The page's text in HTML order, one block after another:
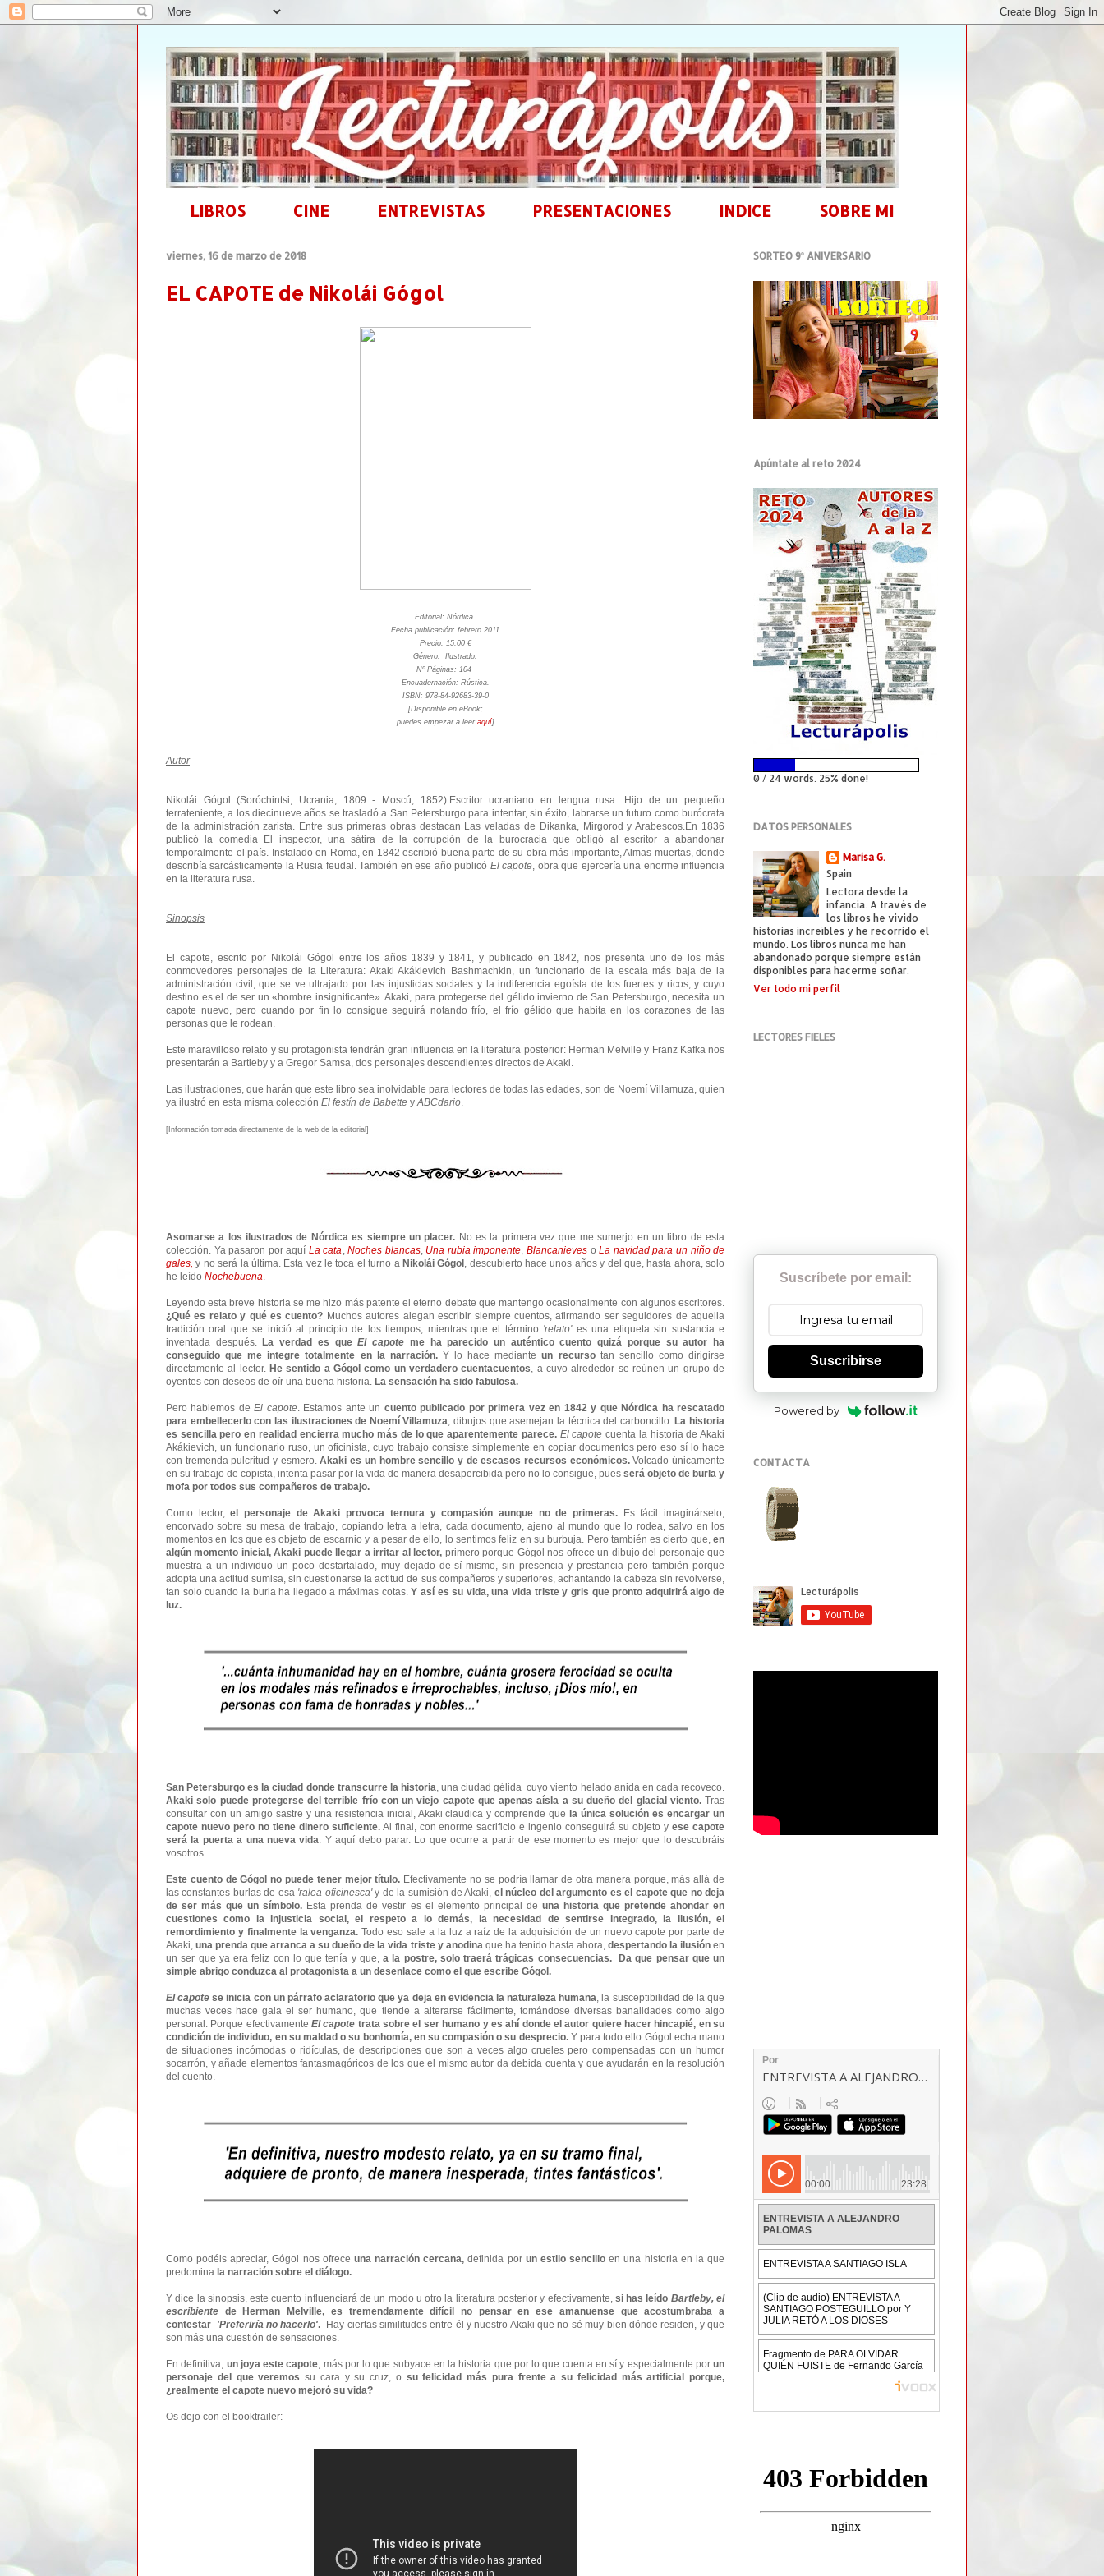
LIBROS CINE ENTREVISTAS PRESENTACIONES INDICE SOBRE MI
viernes, 16 de marzo de 2018
EL CAPOTE de Nikolái Gógol
Editorial: Nórdica.
Fecha publicación: febrero 2011
Precio: 15,00 €
Género: Ilustrado.
Nº Páginas: 104
Encuadernación: Rústica.
ISBN: 978-84-92683-39-0
[Disponible en eBook;
puedes empezar a leer aquí]
Autor
Nikolái Gógol (Soróchintsi, Ucrania, 1809 - Moscú, 1852).Escritor ucraniano en lengua rusa. Hijo de un pequeño
terrateniente, a los diecinueve años se trasladó a San Petersburgo para intentar, sin éxito, labrarse un futuro como burócrata
de la administración zarista. Entre sus primeras obras destacan Las veladas de Dikanka, Mirgorod y Arabescos.En 1836
publicó la comedia El inspector, una sátira de la corrupción de la burocracia que obligó al escritor a abandonar
temporalmente el país. Instalado en Roma, en 1842 escribió buena parte de su obra más importante, Almas muertas, donde
describía sarcásticamente la Rusia feudal. También en ese año publicó El capote , obra que ejercería una enorme influencia
en la literatura rusa.
Sinopsis
El capote, escrito por Nikolái Gógol entre los años 1839 y 1841, y publicado en 1842, nos presenta uno de los más
conmovedores personajes de la Literatura: Akaki Akákievich Bashmachkin, un funcionario de la escala más baja de la
administración civil, que se ve ultrajado por las injusticias sociales y la indiferencia egoísta de los fuertes y ricos, y cuyo
destino es el de ser un «hombre insignificante». Akaki, para protegerse del gélido invierno de San Petersburgo, necesita un
capote nuevo, pero cuando por fin lo consigue seguirá notando frío, el frío gélido que habita en los corazones de las
personas que le rodean.
Este maravilloso relato y su protagonista tendrán gran influencia en la literatura posterior: Herman Melville y Franz Kafka nos
presentarán a Bartleby y a Gregor Samsa, dos personajes descendientes directos de Akaki.
Las ilustraciones, que harán que este libro sea inolvidable para lectores de todas las edades, son de Noemí Villamuza, quien
ya ilustró en esta misma colección El festín de Babette y ABCdario
[Información tomada directamente de la web de la editorial]
Asomarse a los ilustrados de Nórdica es siempre un placer. No es la primera vez que me sumerjo en un libro de esta
colección. Ya pasaron por aquí La cata ,Noches blancas, Una rubia imponente ,Blancanieves oLa navidad para un niño de
gales, y no será la última. Esta vez le toca el turno a Nikolái Gógol , descubierto hace unos años y del que, hasta ahora, solo
he leído Nochebuena
Leyendo esta breve historia se me hizo más patente el eterno debate que mantengo ocasionalmente con algunos escritores.
¿Qué es relato y qué es cuento? Muchos autores alegan escribir siempre cuentos, afirmando ser seguidores de aquella
tradición oral que se inició al principio de los tiempos, mientras que el término 'relato'es una etiqueta sin sustancia e
inventada después.La verdad es queEl capote me ha parecido un auténtico cuento quizá porque su autor ha
conseguido que me integre totalmente en la narración. Y lo hace mediante un recurso tan sencillo como dirigirse
directamente al lector. He sentido a Gógol como un verdadero cuentacuentos , a cuyo alrededor se reúnen un grupo de
oyentes con deseos de oír una buena historia. La sensación ha sido fabulosa.
Pero hablemos deEl capote. Estamos ante un cuento publicado por primera vez en 1842 y que Nórdica ha rescatado
para embellecerlo con las ilustraciones de Noemí Villamuza , dibujos que asemejan la técnica del carboncillo.La historia
es sencilla pero en realidad encierra mucho más de lo que aparentemente parece. El capote cuenta la historia de Akaki
Akákievich, un funcionario ruso, un oficinista, cuyo trabajo consiste simplemente en copiar documentos pero eso sí lo hace
con tremenda pulcritud y esmero.Akaki es un hombre sencillo y de escasos recursos económicos.Volcado únicamente
en su trabajo de copista, intenta pasar por la vida de manera desapercibida pero no lo consigue, pues será objeto de burla y
mofa por todos sus compañeros de trabajo.
Como lector,el personaje de Akaki provoca ternura y compasión aunque no de primeras.Es fácil imaginárselo,
encorvado sobre su mesa de trabajo, copiando letra a letra, cada documento, ajeno al mundo que lo rodea, salvo en los
momentos en los que es objeto de escarnio y a pesar de ello, lo sentimos feliz en su burbuja. Pero también es cierto que, en
algún momento inicial, Akaki puede llegar a irritar al lector, primero porque Gógol nos ofrece un dibujo del personaje que
muestra a un individuo un poco destartalado, muy dejado de sí mismo, sin presencia y prestancia pero también porque
adopta una actitud sumisa, sin cuestionarse la actitud de sus compañeros y superiores, achantando la cabeza sin revolverse,
tan solo cuando la burla ha llegado a máximas cotas.Y así es su vida, una vida triste y gris que pronto adquirirá algo de
luz.
San Petersburgo es la ciudad donde transcurre la historia , una ciudad gélida cuyo viento helado anida en cada recoveco.
Akaki solo puede protegerse del terrible frío con un viejo capote que apenas aísla a su dueño del glacial viento. Tras
consultar con un amigo sastre y una resistencia inicial, Akaki claudica y comprende quela única solución es encargar un
capote nuevo pero no tiene dinero suficiente.Al final, con enorme sacrificio e ingenio conseguirá su objeto yese capote
será la puerta a una nueva vida . Y aquí debo parar. Lo que ocurre a partir de ese momento es mejor que lo descubráis
vosotros.
Este cuento de Gógol no puede tener mejor título. Efectivamente no se podría llamar de otra manera porque, más allá de
las constantes burlas de esa 'ralea oficinesca'y de la sumisión de Akaki, el núcleo del argumento es el capote que no deja
de ser más que un símbolo. Esta prenda de vestir es el elemento principal de una historia que pretende ahondar en
cuestiones como la injusticia social, el respeto a lo demás, la necesidad de sentirse integrado, la ilusión, el
remordimiento y finalmente la venganza. Todo eso sale a la luz a raíz de la adquisición de un nuevo capote por parte de
Akaki,una prenda que arranca a su dueño de la vida triste y anodina que ha tenido hasta ahora, despertando la ilusiónen
un ser que ya era feliz con lo que tenía y que, a la postre, solo traerá trágicas consecuencias. Da que pensar que un
simple abrigo conduzca al protagonista a un desenlace como el que escribe Gógol.
El capote se inicia con un párrafo aclaratorio que ya deja en evidencia la naturaleza humana , la susceptibilidad de la que
muchas veces hace gala el ser humano, que tiende a alterarse fácilmente, tomándose diversas banalidades como algo
personal. Porque efectivamenteEl capote trata sobre el ser humano y es ahí donde el autor quiere hacer hincapié, en su
condición de individuo, en su maldad o su bonhomía, en su compasión o su desprecio.Y para todo ello Gógol echa mano
de situaciones incómodas o ridículas, de descripciones que son a veces algo crueles pero compensadas con un humor
socarrón, y añade elementos fantasmagóricos de los que el mismo autor da debida cuenta y que ayudarán en la resolución
del cuento.
Como podéis apreciar, Gógol nos ofrece una narración cercana, definida por un estilo sencillo en una historia en la que
predomina la narración sobre el diálogo.
Y dice la sinopsis, este cuento influenciará de un modo u otro la literatura posterior y efectivamente, si has leído Bartleby, el
escribiente de Herman Melville, es tremendamente difícil no pensar en ese amanuense que acostumbraba a
contestar 'Preferiría no hacerlo'. Hay ciertas similitudes entre él y nuestro Akaki que no sé muy bien dónde residen, y que
son más una cuestión de sensaciones.
En definitiva, un joya este capote , más por lo que subyace en la historia que por lo que cuenta en sí y especialmente por un
personaje del que veremos su cara y su cruz, o su felicidad más pura frente a su felicidad más artificial porque,
¿realmente el capote nuevo mejoró su vida?
Os dejo con el booktrailer:
SORTEO 9º ANIVERSARIO
Apúntate al reto 2024
0 / 24 words. 25% done!
DATOS PERSONALES
Marisa G.
Spain
Lectora desde la
infancia. A través de
los libros he vivido
historias increíbles y he recorrido el
mundo. Los libros nunca me han
abandonado porque siempre están
disponibles para hacerme soñar.
Ver todo mi perfil
LECTORES FIELES
Suscríbete por email:
Suscribirse
Powered by
CONTACTA